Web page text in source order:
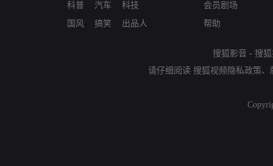
科普
国风
汽车
搞笑
科技
出品人
会员剧场
帮助
搜狐影音 - 搜
请仔细阅读 搜狐视频隐私政策、